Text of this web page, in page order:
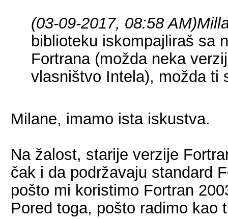
(03-09-2017, 08:58 AM)
biblioteku iskompajliraš sa
Fortrana (možda neka
vlasništvo Intela), možda ti
Milane, imamo ista iskustva.
Na žalost, starije verzije
čak i da podržavaju standard
pošto mi koristimo Fortran
Pored toga, pošto radimo kao